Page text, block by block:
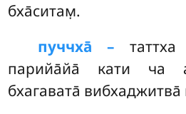
бха̄ситам̣.
пуччха̄ – таттха
парийа̄йа̄ кати ча
бхагавата̄ вибхаджитва̄